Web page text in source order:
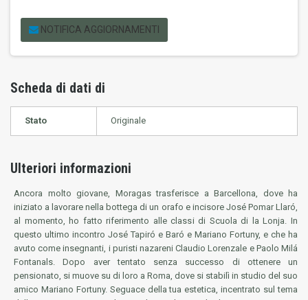
NOTIFICA AGGIORNAMENTI
Scheda di dati di
Stato Originale
Ulteriori informazioni
Ancora molto giovane, Moragas trasferisce a Barcellona, dove ha
iniziato a lavorare nella bottega di un orafo e incisore José Pomar Llaró,
al momento, ho fatto riferimento alle classi di Scuola di la Lonja. In
questo ultimo incontro José Tapiró e Baró e Mariano Fortuny, e che ha
avuto come insegnanti, i puristi nazareni Claudio Lorenzale e Paolo Milá
Fontanals. Dopo aver tentato senza successo di ottenere un
pensionato, si muove su di loro a Roma, dove si stabilì in studio del suo
amico Mariano Fortuny. Seguace della tua estetica, incentrato sul tema